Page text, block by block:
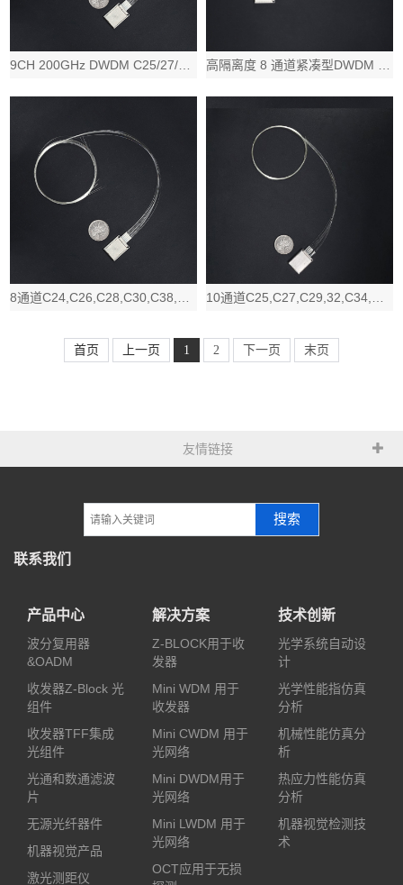
9CH 200GHz DWDM C25/27/29/32/34/37/39/4 高隔离度 8 通道紧凑型DWDM Mux Demux 密集波分器件, 100G
首页 上一页 1 2 下一页 末页
友情链接
搜索
联系我们
产品中心
波分复用器
&OADM
收发器Z-Block 光
组件
收发器TFF集成
光组件
光通和数通滤波
片
无源光纤器件
机器视觉产品
激光测距仪
解决方案
Z-BLOCK用于收
发器
Mini WDM 用于
收发器
Mini CWDM 用于
光网络
Mini DWDM用于
光网络
Mini LWDM 用于
光网络
OCT应用于无损
技术创新
光学系统自动设
计
光学性能指仿真
分析
机械性能仿真分
析
热应力性能仿真
分析
机器视觉检测技
术